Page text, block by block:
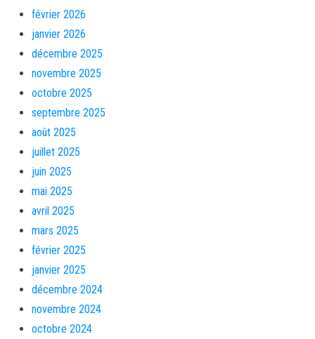
février 2026
janvier 2026
décembre 2025
novembre 2025
octobre 2025
septembre 2025
août 2025
juillet 2025
juin 2025
mai 2025
avril 2025
mars 2025
février 2025
janvier 2025
décembre 2024
novembre 2024
octobre 2024